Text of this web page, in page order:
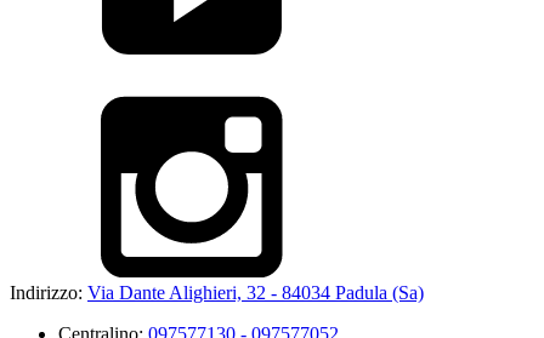
Indirizzo: Via Dante Alighieri, 32 - 84034 Padula (Sa)